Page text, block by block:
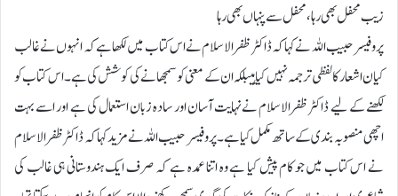
زیب محفل بھی رہا ،محفل سے پنہاں بھی رہا
پروفیسر حبیب اللہ نے کہا کہ ڈاکٹر ظفرالاسلام نے اس کتاب میں لکھا ہے کہ انہوں نے غالب
کیان اشعار کا لفظی ترجمہ نہیں کیا ہیبلکہ ان کے معنی کو سمجھانے کی کوشش کی ہے۔ اس کتاب کو
لکھنے کے لیے ڈاکٹر ظفرالاسلام نے نہایت آسان اور سادہ زبان استعمال کی ہے اور اسے بہت
اچھی منصوبہ بندی کے ساتھ مکمل کیا ہے۔پروفیسر حبیب اللہ نے مزید کہا کہ ڈاکٹر ظفرالاسلام
نے اس کتاب میں جو کام پیش کیا ہے وہ اتنا عمدہ ہے کہ صرف ایک ہندوستانی ہی غالب کی